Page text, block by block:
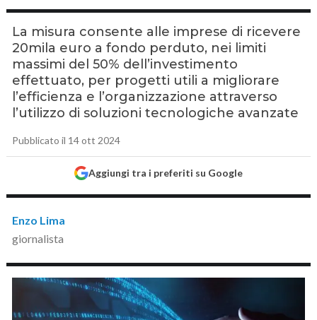
La misura consente alle imprese di ricevere
20mila euro a fondo perduto, nei limiti
massimi del 50% dell’investimento
effettuato, per progetti utili a migliorare
l’efficienza e l’organizzazione attraverso
l’utilizzo di soluzioni tecnologiche avanzate
Pubblicato il 14 ott 2024
Aggiungi tra i preferiti su Google
Enzo Lima
giornalista